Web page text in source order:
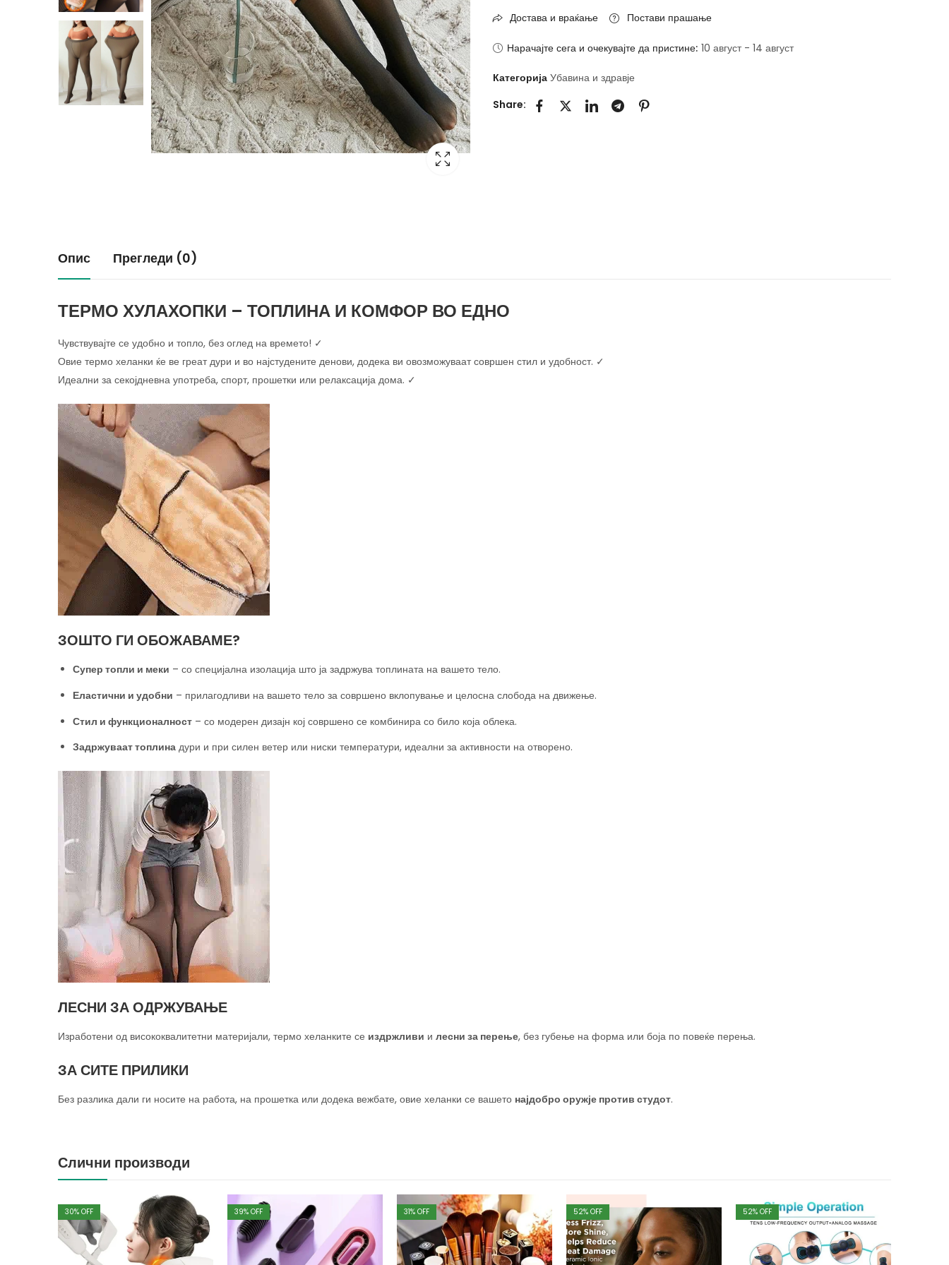
Достава и враќање Постави прашање
Нарачајте сега и очекувајте да пристине: 10 август - 14 август
Категорија Убавина и здравје
Share:
Опис Прегледи (0)
ТЕРМО ХУЛАХОПКИ – ТОПЛИНА И КОМФОР ВО ЕДНО
Чувствувајте се удобно и топло, без оглед на времето! ✓
Овие термо хеланки ќе ве греат дури и во најстудените денови, додека ви овозможуваат совршен стил и удобност. ✓
Идеални за секојдневна употреба, спорт, прошетки или релаксација дома. ✓
ЗОШТО ГИ ОБОЖАВАМЕ?
Супер топли и меки – со специјална изолација што ја задржува топлината на вашето тело.
Еластични и удобни – прилагодливи на вашето тело за совршено вклопување и целосна слобода на движење.
Стил и функционалност – со модерен дизајн кој совршено се комбинира со било која облека.
Задржуваат топлина дури и при силен ветер или ниски температури, идеални за активности на отворено.
ЛЕСНИ ЗА ОДРЖУВАЊЕ
Изработени од висококвалитетни материјали, термо хеланките се издржливи и лесни за перење, без губење на форма или боја по повеќе перења.
ЗА СИТЕ ПРИЛИКИ
Без разлика дали ги носите на работа, на прошетка или додека вежбате, овие хеланки се вашето најдобро оружје против студот.
Слични производи
30% OFF 39% OFF 31% OFF 52% OFF 52% OFF